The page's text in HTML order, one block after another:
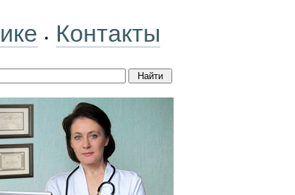
• Контакты